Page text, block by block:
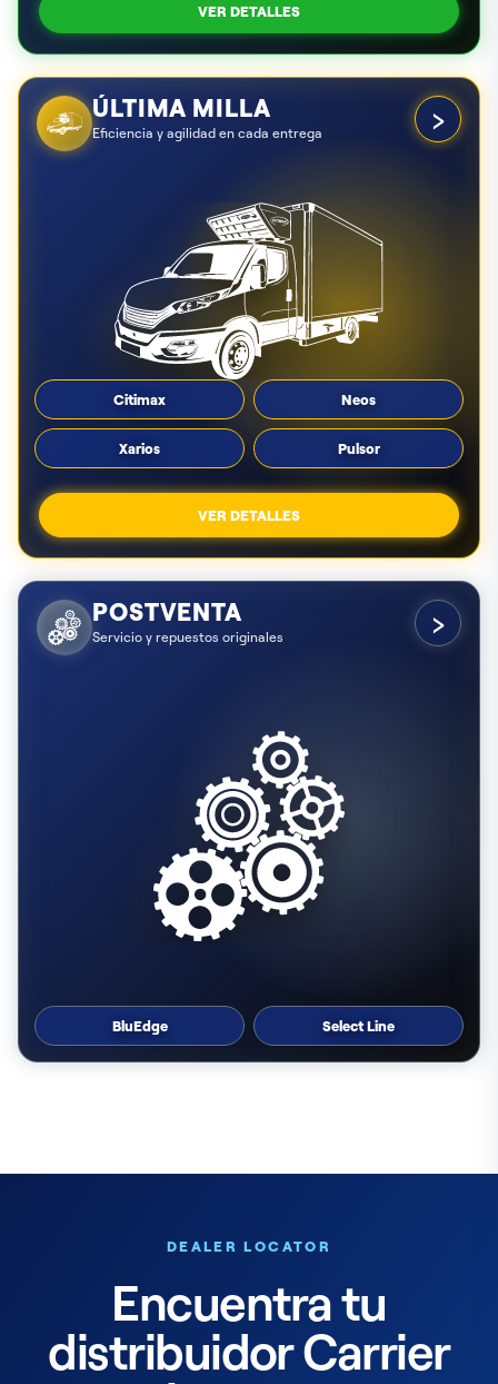
VER DETALLES
ÚLTIMA MILLA
Eficiencia y agilidad en cada entrega ›
Citimax Neos
Xarios Pulsor
VER DETALLES
POSTVENTA
Servicio y repuestos originales ›
BluEdge Select Line
DEALER LOCATOR
Encuentra tu
distribuidor Carrier